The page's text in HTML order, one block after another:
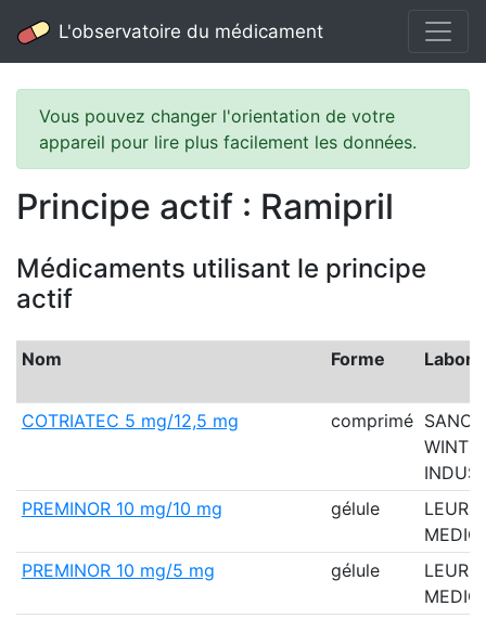
L'observatoire du médicament
Vous pouvez changer l'orientation de votre
appareil pour lire plus facilement les données.
Principe actif : Ramipril
Médicaments utilisant le principe
actif
Nom Forme
COTRIATEC 5 mg/12,5 mg comprimé SANOFI
PREMINOR 10 mg/10 mg
gélule
PREMINOR 10 mg/5 mg
gélule